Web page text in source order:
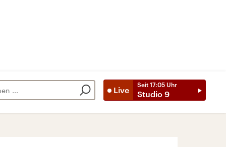
Live
Seit 17:05 Uhr
Studio 9